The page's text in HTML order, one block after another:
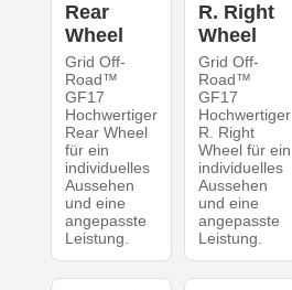
Rear
Wheel
Grid Off-
Road™
GF17
Hochwertiger
Rear Wheel
für ein
individuelles
Aussehen
und eine
angepasste
Leistung.
R. Right
Wheel
Grid Off-
Road™
GF17
Hochwertiger
R. Right
Wheel für ein
individuelles
Aussehen
und eine
angepasste
Leistung.